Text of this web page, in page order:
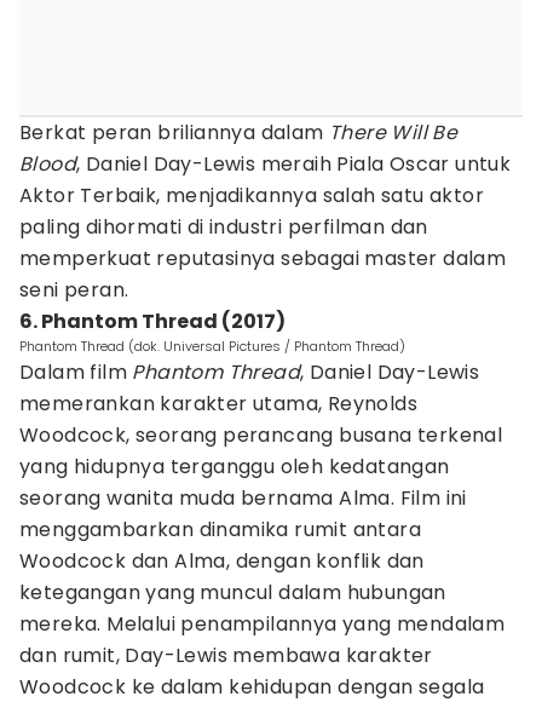
Berkat peran briliannya dalam There Will Be
Blood, Daniel Day-Lewis meraih Piala Oscar untuk
Aktor Terbaik, menjadikannya salah satu aktor
paling dihormati di industri perfilman dan
memperkuat reputasinya sebagai master dalam
seni peran.
6. Phantom Thread (2017)
Phantom Thread (dok. Universal Pictures / Phantom Thread)
Dalam film Phantom Thread, Daniel Day-Lewis
memerankan karakter utama, Reynolds
Woodcock, seorang perancang busana terkenal
yang hidupnya terganggu oleh kedatangan
seorang wanita muda bernama Alma. Film ini
menggambarkan dinamika rumit antara
Woodcock dan Alma, dengan konflik dan
ketegangan yang muncul dalam hubungan
mereka. Melalui penampilannya yang mendalam
dan rumit, Day-Lewis membawa karakter
Woodcock ke dalam kehidupan dengan segala